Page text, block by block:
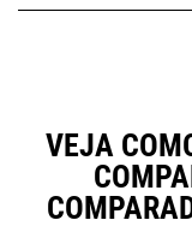
VEJA